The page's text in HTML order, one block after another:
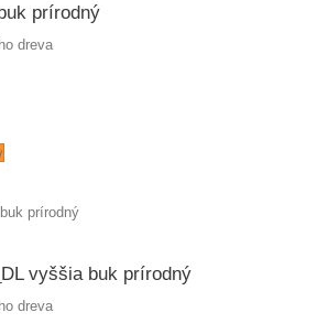
prírodný
dreva
vyššia buk prírodný
dreva